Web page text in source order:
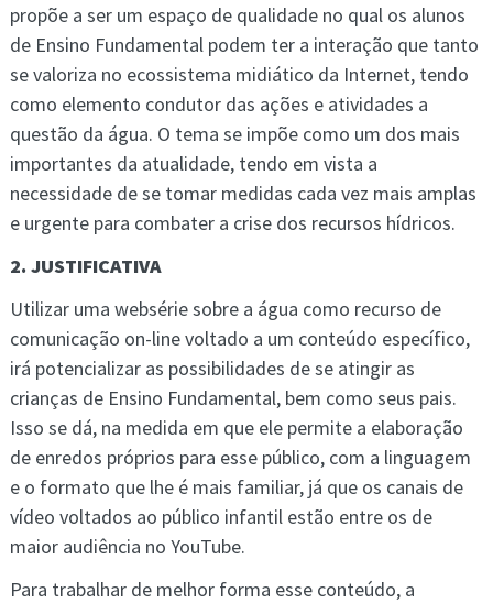
propõe a ser um espaço de qualidade no qual os alunos
de Ensino Fundamental podem ter a interação que tanto
se valoriza no ecossistema midiático da Internet, tendo
como elemento condutor das ações e atividades a
questão da água. O tema se impõe como um dos mais
importantes da atualidade, tendo em vista a
necessidade de se tomar medidas cada vez mais amplas
e urgente para combater a crise dos recursos hídricos.
2. JUSTIFICATIVA
Utilizar uma websérie sobre a água como recurso de
comunicação on-line voltado a um conteúdo específico,
irá potencializar as possibilidades de se atingir as
crianças de Ensino Fundamental, bem como seus pais.
Isso se dá, na medida em que ele permite a elaboração
de enredos próprios para esse público, com a linguagem
e o formato que lhe é mais familiar, já que os canais de
vídeo voltados ao público infantil estão entre os de
maior audiência no YouTube.
Para trabalhar de melhor forma esse conteúdo, a